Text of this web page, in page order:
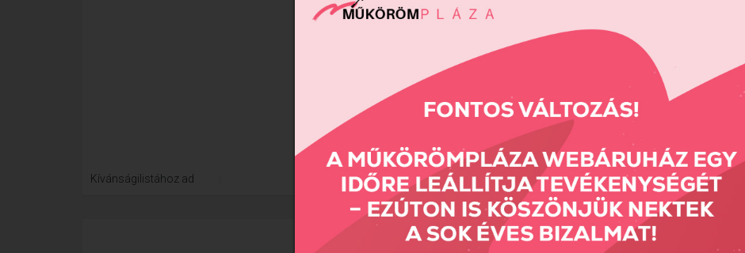
Xtreme reszelő 100/100 (lila)
690 Ft
Összehasonlít
Kívánságilistához ad